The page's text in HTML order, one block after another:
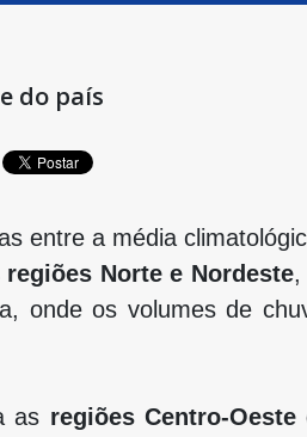
do país
entre a média
regiões Norte e Nordeste,
onde os volumes de
as regiões Centro-Oeste